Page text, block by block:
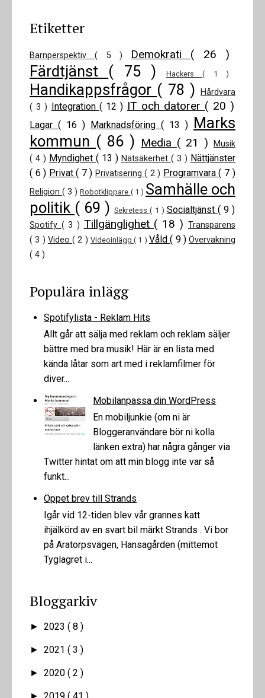
Etiketter
Barnperspektiv( 5 ) Demokrati ( 26 )
Färdtjänst ( 75 ) Hackers( 1 )
Handikappsfrågor ( 78 )
Hårdvara
( 3 ) Integration ( 12 ) IT och datorer ( 20 )
Lagar ( 16 ) Marknadsföring ( 13 ) Marks
kommun ( 86 ) Media ( 21 )
Musik
( 4 ) Myndighet ( 13 ) Nätsäkerhet ( 3 ) Nättjänster
( 6 ) Privat( 7 ) Privatisering( 2 ) Programvara( 7 )
Religion( 3 )Robotklippare ( 1 ) Samhälle och
politik ( 69 )Sekretess( 1 ) Socialtjänst ( 9 )
Spotify ( 3 ) Tillgänglighet ( 18 ) Transparens
( 3 ) Video( 2 ) Videoinlägg( 1 ) Våld( 9 )Övervakning
( 4 )
Populära inlägg
Spotifylista - Reklam Hits
Allt går att sälja med reklam och reklam säljer
bättre med bra musik! Här är en lista med
kända låtar som art med i reklamfilmer för
diver...
Mobilanpassa din WordPress
En mobiljunkie (om ni är
Bloggeranvändare bör ni kolla
länken extra) har några gånger via
Twitter hintat om att min blogg inte var så
funkt...
Öppet brev till Strands
Igår vid 12-tiden blev vår grannes katt
ihjälkörd av en svart bil märkt Strands . Vi bor
på Aratorpsvägen, Hansagården (mittemot
Tyglagret i...
Bloggarkiv
► 2023 ( 8 )
► 2021 ( 3 )
► 2020 ( 2 )
►